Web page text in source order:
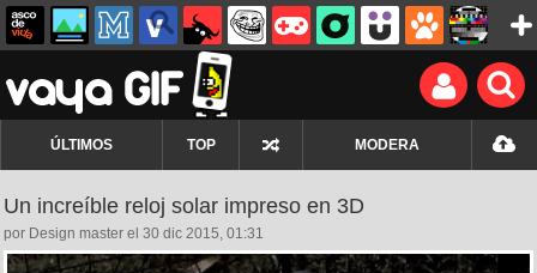
ÚLTIMOS TOP MODERA
Un increíble reloj solar impreso en 3D
por Design master el 30 dic 2015, 01:31